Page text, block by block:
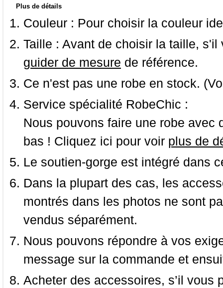
Plus de détails
Couleur : Pour choisir la couleur
Taille : Avant de choisir la taille,
guider de mesure de référence.
Ce n'est pas une robe en stock.
Service spécialité RobeChic :
Nous pouvons faire une robe
bas ! Cliquez ici pour voir plus de
Le soutien-gorge est intégré dans
Dans la plupart des cas, les
montrés dans les photos ne sont
vendus séparément.
Nous pouvons répondre à vos
message sur la commande et
Acheter des accessoires, s’il